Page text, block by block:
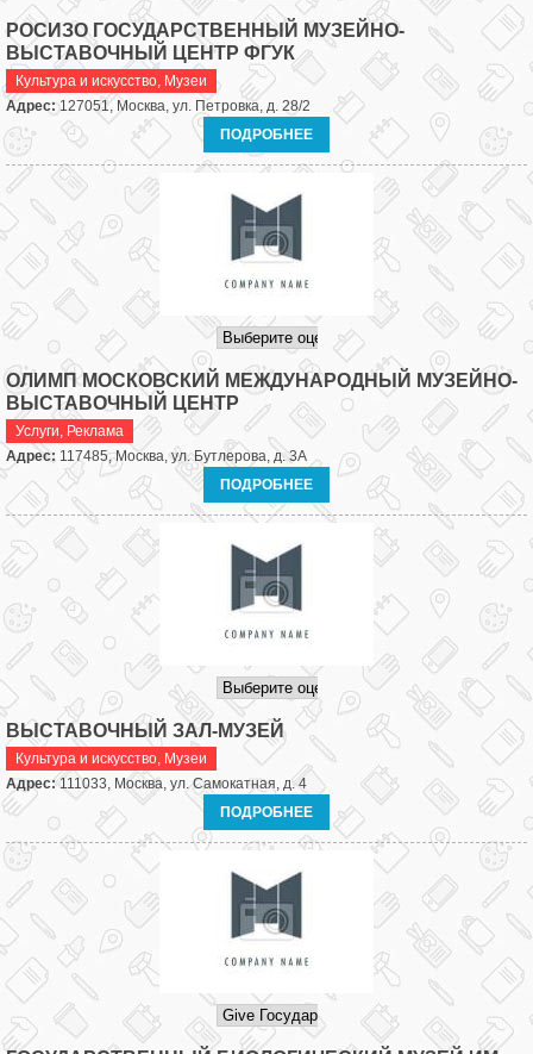
РОСИЗО ГОСУДАРСТВЕННЫЙ МУЗЕЙНО-
ВЫСТАВОЧНЫЙ ЦЕНТР ФГУК
Культура и искусство, Музеи
Адрес:127051, Москва, ул. Петровка, д. 28/2
ПОДРОБНЕЕ
ОЛИМП МОСКОВСКИЙ МЕЖДУНАРОДНЫЙ МУЗЕЙНО-
ВЫСТАВОЧНЫЙ ЦЕНТР
Услуги, Реклама
Адрес: 117485, Москва, ул. Бутлерова, д. 3А
ПОДРОБНЕЕ
ВЫСТАВОЧНЫЙ ЗАЛ-МУЗЕЙ
Культура и искусство, Музеи
Адрес:111033, Москва, ул. Самокатная, д. 4
ПОДРОБНЕЕ